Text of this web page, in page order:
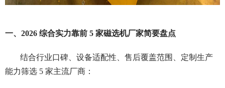
一、2026 综合实力靠前 5 家磁选机厂家简要盘点
结合行业口碑、设备适配性、售后覆盖范围、定制生产
能力筛选 5 家主流厂商：